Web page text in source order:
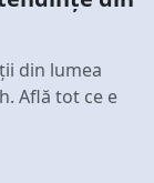
din lumea
Află tot ce e